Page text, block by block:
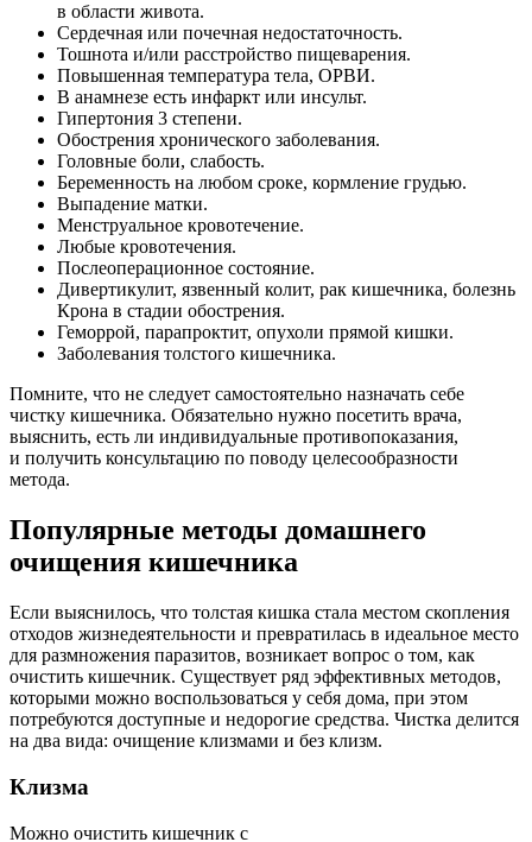
в области живота.
Сердечная или почечная недостаточность.
Тошнота и/или расстройство пищеварения.
Повышенная температура тела, ОРВИ.
В анамнезе есть инфаркт или инсульт.
Гипертония 3 степени.
Обострения хронического заболевания.
Головные боли, слабость.
Беременность на любом сроке, кормление грудью.
Выпадение матки.
Менструальное кровотечение.
Любые кровотечения.
Послеоперационное состояние.
Дивертикулит, язвенный колит, рак кишечника, болезнь
Крона в стадии обострения.
Геморрой, парапроктит, опухоли прямой кишки.
Заболевания толстого кишечника.
Помните, что не следует самостоятельно назначать себе
чистку кишечника. Обязательно нужно посетить врача,
выяснить, есть ли индивидуальные противопоказания,
и получить консультацию по поводу целесообразности
метода.
Популярные методы домашнего
очищения кишечника
Если выяснилось, что толстая кишка стала местом скопления
отходов жизнедеятельности и превратилась в идеальное место
для размножения паразитов, возникает вопрос о том, как
очистить кишечник. Существует ряд эффективных методов,
которыми можно воспользоваться у себя дома, при этом
потребуются доступные и недорогие средства. Чистка делится
на два вида: очищение клизмами и без клизм.
Клизма
Можно очистить кишечник с